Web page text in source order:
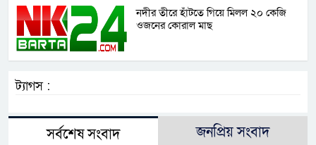
নদীর তীরে হাঁটতে গিয়ে মিলল ২০ কেজি
ওজনের কোরাল মাছ
ট্যাগস :
সর্বশেষ সংবাদ জনপ্রিয় সংবাদ